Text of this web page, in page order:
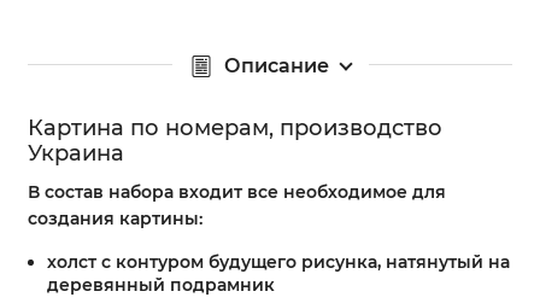
Описание
Картина по номерам, производство
Украина
В состав набора входит все необходимое для
создания картины:
холст с контуром будущего рисунка, натянутый на
деревянный подрамник